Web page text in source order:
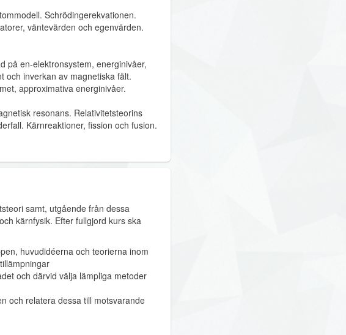
Schrödingerekvationen.
väntevärden och egenvärden.
på en-elektronsystem, energinivåer,
och inverkan av magnetiska fält.
approximativa energinivåer.
resonans. Relativitetsteorins
Kärnreaktioner, fission och fusion.
samt, utgående från dessa
kärnfysik. Efter fullgjord kurs ska
huvudidéerna och teorierna inom
och därvid välja lämpliga metoder
och relatera dessa till motsvarande